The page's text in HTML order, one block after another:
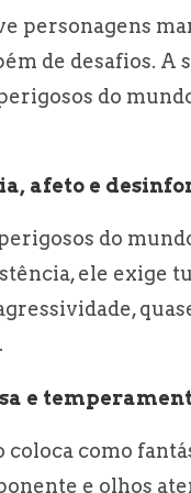
personagens
de desafios. A
do
afeto e
do
ele exige
e
como
e olhos